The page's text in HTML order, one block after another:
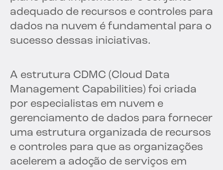
adequado de recursos e controles para
dados na nuvem é fundamental para o
sucesso dessas iniciativas.
A estrutura CDMC (Cloud Data
Management Capabilities) foi criada
por especialistas em nuvem e
gerenciamento de dados para fornecer
uma estrutura organizada de recursos
e controles para que as organizações
acelerem a adoção de serviços em